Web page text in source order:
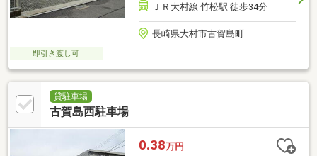
ＪＲ大村線 竹松駅 徒歩34分
長崎県大村市古賀島町
即引き渡し可
貸駐車場
古賀島西駐車場
0.38万円